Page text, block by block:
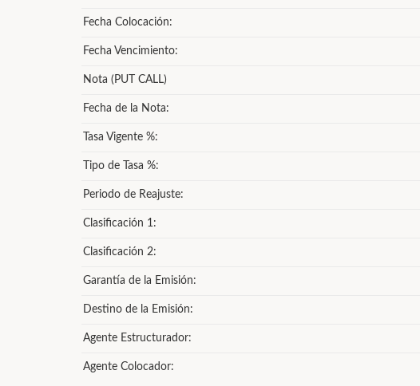
Fecha Colocación:
Fecha Vencimiento:
Nota (PUT CALL)
Fecha de la Nota:
Tasa Vigente %:
Tipo de Tasa %:
Periodo de Reajuste:
Clasificación 1:
Clasificación 2:
Garantía de la Emisión:
Destino de la Emisión:
Agente Estructurador:
Agente Colocador: